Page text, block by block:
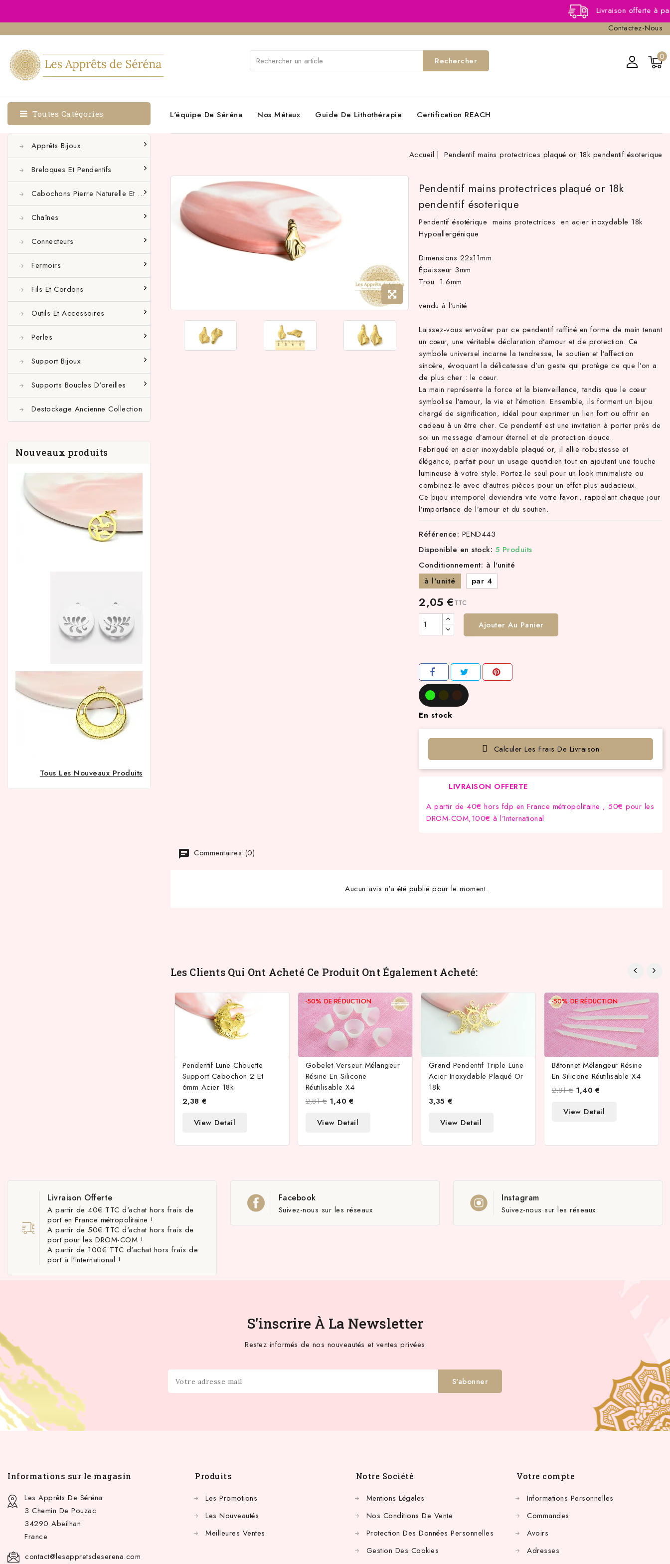
Livraison offerte à partir de
Contactez-Nous
0
Rechercher
L'équipe De Séréna Nos Métaux Guide De Lithothérapie Certification REACH
Toutes Catégories
Apprêts Bijoux
Perles À Écraser Et
Terminaisons De
Rallonge
Breloques Et Pendentifs
Cabochons Pierre Naturelle Et Autres
Chaînes
Connecteurs
Connecteurs Bases
Fermoirs
Fils Et Cordons
Outils Et Accessoires
Perles
Argent
Support Bijoux
Supports Boucles D'oreilles
Destockage Ancienne Collection
Nouveaux produits
Tous Les Nouveaux Produits
Accueil Pendentif mains protectrices plaqué or 18k pendentif ésoterique
Pendentif mains protectrices plaqué or 18k
pendentif ésoterique
Pendentif ésotérique mains protectrices en acier inoxydable 18k
Hypoallergénique
Dimensions 22x11mm
Épaisseur 3mm
Trou 1.6mm
vendu à l'unité
Laissez-vous envoûter par ce pendentif raffiné en forme de main tenant
un cœur, une véritable déclaration d’amour et de protection. Ce
symbole universel incarne la tendresse, le soutien et l’affection
sincère, évoquant la délicatesse d’un geste qui protège ce que l’on a
de plus cher : le cœur.
La main représente la force et la bienveillance, tandis que le cœur
symbolise l’amour, la vie et l’émotion. Ensemble, ils forment un bijou
chargé de signification, idéal pour exprimer un lien fort ou offrir en
cadeau à un être cher. Ce pendentif est une invitation à porter près de
soi un message d’amour éternel et de protection douce.
Fabriqué en acier inoxydable plaqué or, il allie robustesse et
élégance, parfait pour un usage quotidien tout en ajoutant une touche
lumineuse à votre style. Portez-le seul pour un look minimaliste ou
combinez-le avec d’autres pièces pour un effet plus audacieux.
Ce bijou intemporel deviendra vite votre favori, rappelant chaque jour
l’importance de l’amour et du soutien.
Référence: PEND443
Disponible en stock: 5 Produits
Conditionnement: à l'unité
à l'unité
par 4
2,05 € TTC
Ajouter Au Panier
En stock
Calculer Les Frais De Livraison
LIVRAISON OFFERTE
A partir de 40€ hors fdp en France métropolitaine , 50€ pour les
DROM-COM,100€ à l’International
Commentaires (0)
Aucun avis n'a été publié pour le moment.
Les Clients Qui Ont Acheté Ce Produit Ont Également Acheté:
Pendentif Lune Chouette
Support Cabochon 2 Et
6mm Acier 18k
2,38 €
View Detail
Gobelet Verseur Mélangeur
Résine En Silicone
Réutilisable X4
2,81 €
-50%DE RÉDUCTION
1,40 €
View Detail
Grand Pendentif Triple Lune
Acier Inoxydable Plaqué Or
18k
3,35 €
View Detail
Bâtonnet Mélangeur Résine
En Silicone Réutilisable X4
2,81 €
-50% DE RÉDUCTION
1,40 €
View Detail
Livraison Offerte
A partir de 40€ TTC d'achat hors frais de
port en France métropolitaine !
A partir de 50€ TTC d'achat hors frais de
port pour les DROM-COM !
A partir de 100€ TTC d'achat hors frais de
port à l'International !
Facebook
Suivez-nous sur les réseaux
Instagram
Suivez-nous sur les réseaux
S'inscrire À La Newsletter
Restez informés de nos nouveautés et ventes privées
Informations sur le magasin
Les Apprêts De Séréna
3 Chemin De Pouzac
34290 Abeilhan
France
contact@lesappretsdeserena.com
Produits
Les Promotions
Les Nouveautés
Meilleures Ventes
Notre Société
Mentions Légales
Nos Conditions De Vente
Protection Des Données Personnelles
Gestion Des Cookies
Votre compte
Informations Personnelles
Commandes
Avoirs
Adresses